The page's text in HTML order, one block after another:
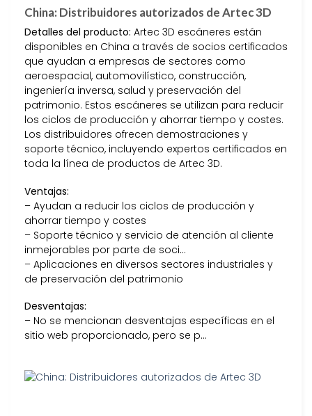
China: Distribuidores autorizados de Artec 3D
Detalles del producto: Artec 3D escáneres están
disponibles en China a través de socios certificados
que ayudan a empresas de sectores como
aeroespacial, automovilístico, construcción,
ingeniería inversa, salud y preservación del
patrimonio. Estos escáneres se utilizan para reducir
los ciclos de producción y ahorrar tiempo y costes.
Los distribuidores ofrecen demostraciones y
soporte técnico, incluyendo expertos certificados en
toda la línea de productos de Artec 3D.
Ventajas:
– Ayudan a reducir los ciclos de producción y
ahorrar tiempo y costes
– Soporte técnico y servicio de atención al cliente
inmejorables por parte de soci…
– Aplicaciones en diversos sectores industriales y
de preservación del patrimonio
Desventajas:
– No se mencionan desventajas específicas en el
sitio web proporcionado, pero se p…